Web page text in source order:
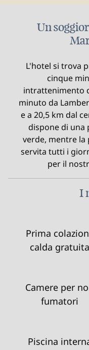
Un
L'hotel si trova
cinque
intrattenimento
minuto da
e a 20,5 km dal
dispone di una
verde, mentre la
servita tutti i
per il
I
Prima
calda gratuita
Camere per
fumatori
Piscina